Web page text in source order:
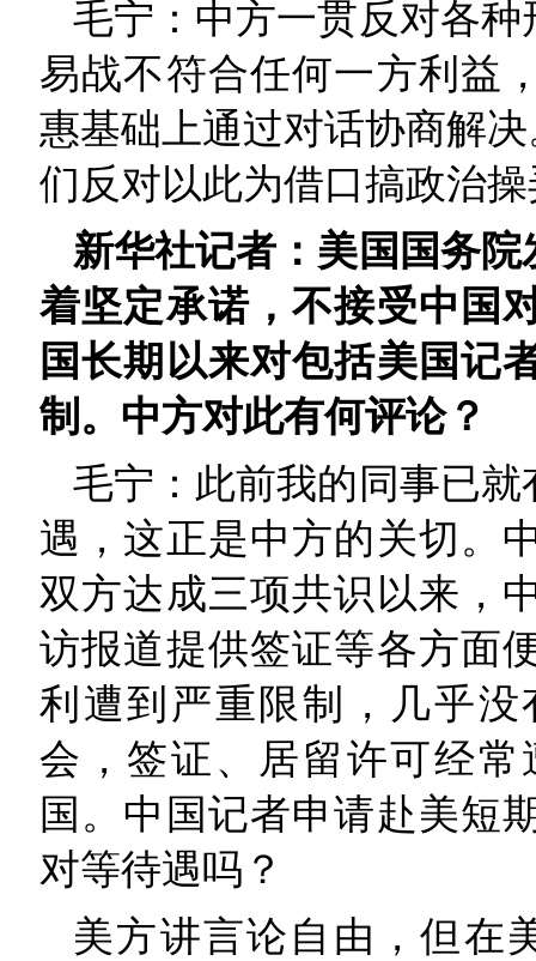
毛宁：中方一贯反对各
易战不符合任何一方利益
惠基础上通过对话协商解
们反对以此为借口搞政治
新华社记者：美国国务
着坚定承诺，不接受中国
国长期以来对包括美国记
制。中方对此有何评论？
毛宁：此前我的同事已
遇，这正是中方的关切。
双方达成三项共识以来，
访报道提供签证等各方面
利遭到严重限制，几乎
会，签证、居留许可经
国。中国记者申请赴美短
对等待遇吗？
美方讲言论自由，但在